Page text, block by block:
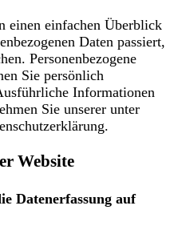
einen einfachen Überblick
Daten passiert,
Personenbezogene
Sie persönlich
Informationen
Sie unserer unter
Website
Datenerfassung auf